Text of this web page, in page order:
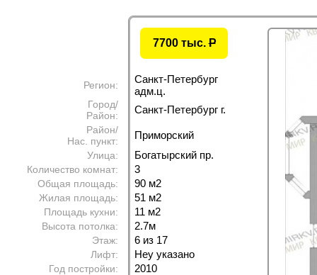
7700 тыс.P
Регион:
Санкт-Петербург
адм.ц.
Город/
Район:
Санкт-Петербург г.
Район/
Нас. пункт:
Приморский
Улица: Богатырский пр.
Количество комнат: 3
Общая площадь: 90 м2
Жилая площадь: 51 м2
Площадь кухни: 11 м2
Высота потолка: 2.7м
Этаж: 6 из 17
Лифт: Неу указано
Год постройки: 2010